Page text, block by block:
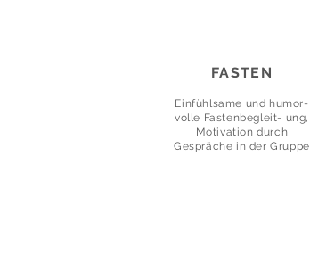
FASTEN
Einfühlsame und humor-
volle Fastenbegleit- ung,
Motivation durch
Gespräche in der Gruppe